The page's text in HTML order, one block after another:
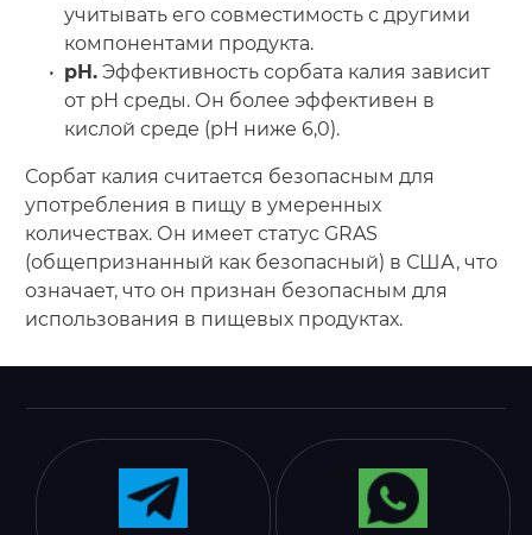
учитывать его совместимость с другими
компонентами продукта.
pH.Эффективность сорбата калия зависит
от pH среды. Он более эффективен в
кислой среде (pH ниже 6,0).
Сорбат калия считается безопасным для
употребления в пищу в умеренных
количествах. Он имеет статус GRAS
(общепризнанный как безопасный) в США, что
означает, что он признан безопасным для
использования в пищевых продуктах.